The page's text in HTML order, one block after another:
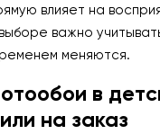
влияет на
важно
меняются.
в
на заказ